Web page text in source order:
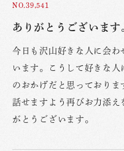
NO.39,541
ありがとうございま
今日も沢山好きな人に会
います。こうして好きな
のおかげだと思っており
話せますよう再びお力添え
がとうございます。